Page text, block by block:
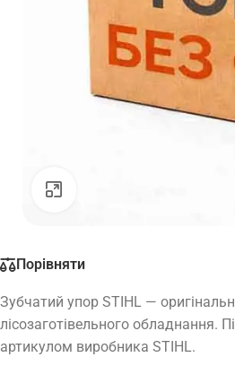
Порівняти
Зубчатий упор STIHL —
лісозаготівельного обладнання.
артикулом виробника STIHL.